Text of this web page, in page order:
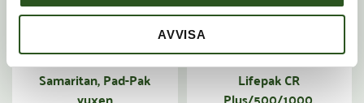
AVVISA
Elektroder & Batterier
Samaritan, Pad-Pak
Elektroder & Batterier
Lifepak CR